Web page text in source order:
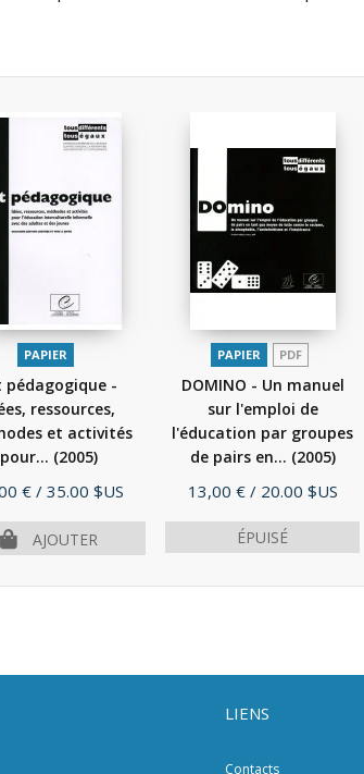
PAPIER
pédagogique -
ressources,
et activités
pour... (2005)
€ / 35.00 $US
AJOUTER
PAPIER PDF
DOMINO - Un manuel
sur l'emploi de
l'éducation par groupes
de pairs en... (2005)
Prix
13,00 € / 20.00 $US
ÉPUISÉ
LIENS
Contacts